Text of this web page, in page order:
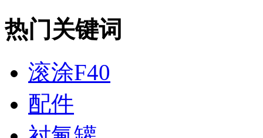
热门关键词
滚涂F40
配件